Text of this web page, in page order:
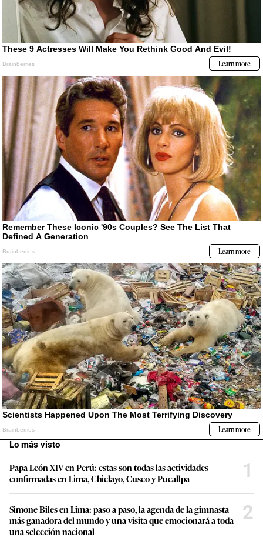
Lo más visto
Papa León XIV en Perú: estas son todas las actividades
confirmadas en Lima, Chiclayo, Cusco y Pucallpa
1
Simone Biles en Lima: paso a paso, la agenda de la gimnasta
más ganadora del mundo y una visita que emocionará a toda
una selección nacional
2